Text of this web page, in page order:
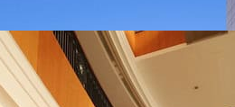
Medan: Standar
Sumatera